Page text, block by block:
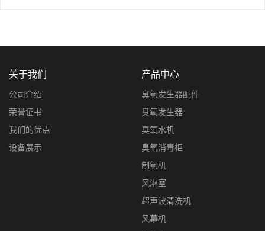
关于我们
公司介绍
荣誉证书
我们的优点
设备展示
产品中心
臭氧发生器配件
臭氧发生器
臭氧水机
臭氧消毒柜
制氧机
风淋室
超声波清洗机
风幕机